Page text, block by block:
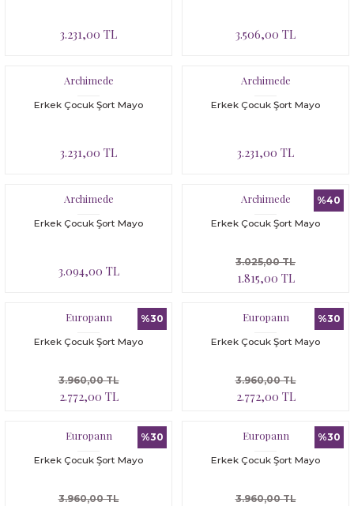
3.231,00 TL 3.506,00 TL
Archimede
Erkek Çocuk Şort Mayo
3.231,00 TL
Archimede
Erkek Çocuk Şort Mayo
3.231,00 TL
Archimede
Erkek Çocuk Şort Mayo
3.094,00 TL
%40
Archimede
Erkek Çocuk Şort Mayo
1.815,00 TL
3.025,00 TL
%30
Europann
Erkek Çocuk Şort Mayo
2.772,00 TL
3.960,00 TL
%30
Europann
Erkek Çocuk Şort Mayo
2.772,00 TL
3.960,00 TL
%30
Europann
Erkek Çocuk Şort Mayo
3.960,00 TL
%30
Europann
Erkek Çocuk Şort Mayo
3.960,00 TL